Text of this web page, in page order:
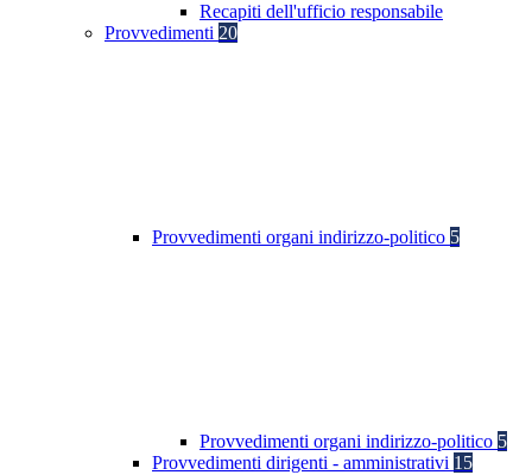
Recapiti dell'ufficio responsabile
Provvedimenti 20
Provvedimenti organi indirizzo-politico 5
Provvedimenti organi indirizzo-politico 5
Provvedimenti dirigenti - amministrativi 15